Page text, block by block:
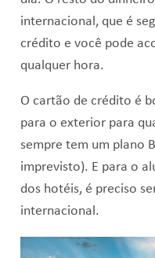
internacional, que é
crédito e você pode
qualquer hora.
O cartão de crédito é
para o exterior para
sempre tem um plano
imprevisto). E para o
dos hotéis, é preciso
internacional.